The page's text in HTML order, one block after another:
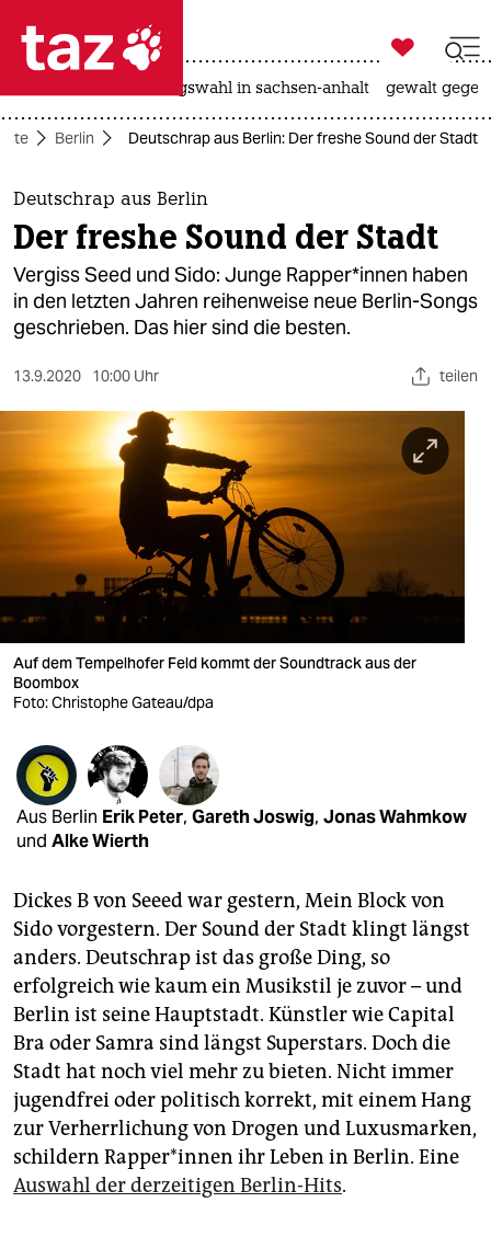
 taz zahl ich
taz zahl ich
themen
politik
öko
gesellschaft
berlin
wahrheit
verlag
verlag
shop
fragen & hilfe
unterstützen
abo
genossenschaft
epaper login

taz zahl ich
landtagswahl in sachsen-anhalt gewalt
Berlin Deutschrap aus Berlin: Der freshe Sound der Stadt
Deutschrap aus Berlin
Der freshe Sound der Stadt
Vergiss Seed und Sido: Junge Rapper*innen haben
in den letzten Jahren reihenweise neue Berlin-Songs
geschrieben. Das hier sind die besten.
13.9.2020 10:00 Uhr teilen
Auf dem Tempelhofer Feld kommt der Soundtrack aus der
Boombox
Foto: Christophe Gateau/dpa
Aus Berlin Erik Peter, Gareth Joswig, Jonas Wahmkow
und Alke Wierth
Dickes B von Seeed war gestern, Mein Block von
Sido vorgestern. Der Sound der Stadt klingt längst
anders. Deutschrap ist das große Ding, so
erfolgreich wie kaum ein Musikstil je zuvor – und
Berlin ist seine Hauptstadt. Künstler wie Capital
Bra oder Samra sind längst Superstars. Doch die
Stadt hat noch viel mehr zu bieten. Nicht immer
jugendfrei oder politisch korrekt, mit einem Hang
zur Verherrlichung von Drogen und Luxusmarken,
schildern Rapper*innen ihr Leben in Berlin. Eine
Auswahl der derzeitigen Berlin-Hits.